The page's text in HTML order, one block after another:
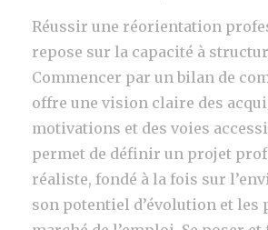
Réussir une réorientation
repose sur la capacité à
Commencer par un bilan de
offre une vision claire des
motivations et des voies
permet de définir un projet
réaliste, fondé à la fois sur
son potentiel d’évolution et les